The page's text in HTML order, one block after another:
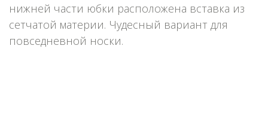
нижней части юбки расположена вставка из
сетчатой материи. Чудесный вариант для
повседневной носки.